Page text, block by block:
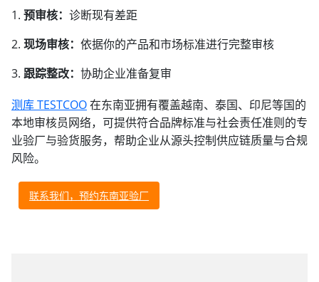
预审核： 诊断现有差距
现场审核： 依据你的产品和市场标准进行完整审核
跟踪整改： 协助企业准备复审
测库 TESTCOO在东南亚拥有覆盖越南、泰国、印尼等国的
本地审核员网络，可提供符合品牌标准与社会责任准则的专
业验厂与验货服务，帮助企业从源头控制供应链质量与合规
风险。
联系我们，预约东南亚验厂